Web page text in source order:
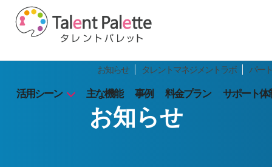
お知らせ タレントマネジメントラボ パー
活用シーン 主な機能 事例 料金プラン サポート体
お知らせ